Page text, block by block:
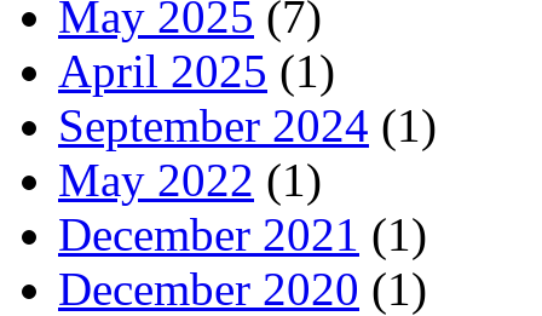
May 2025 (7)
April 2025 (1)
September 2024 (1)
May 2022 (1)
December 2021 (1)
December 2020 (1)